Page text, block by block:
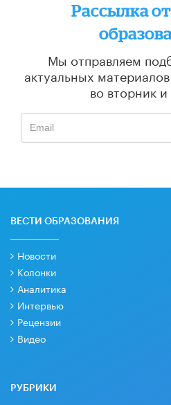
Рассылка
Мы отправляем
актуальных материалов
во вторник
ВЕСТИ ОБРАЗОВАНИЯ
Новости
Колонки
Аналитика
Интервью
Рецензии
Видео
РУБРИКИ